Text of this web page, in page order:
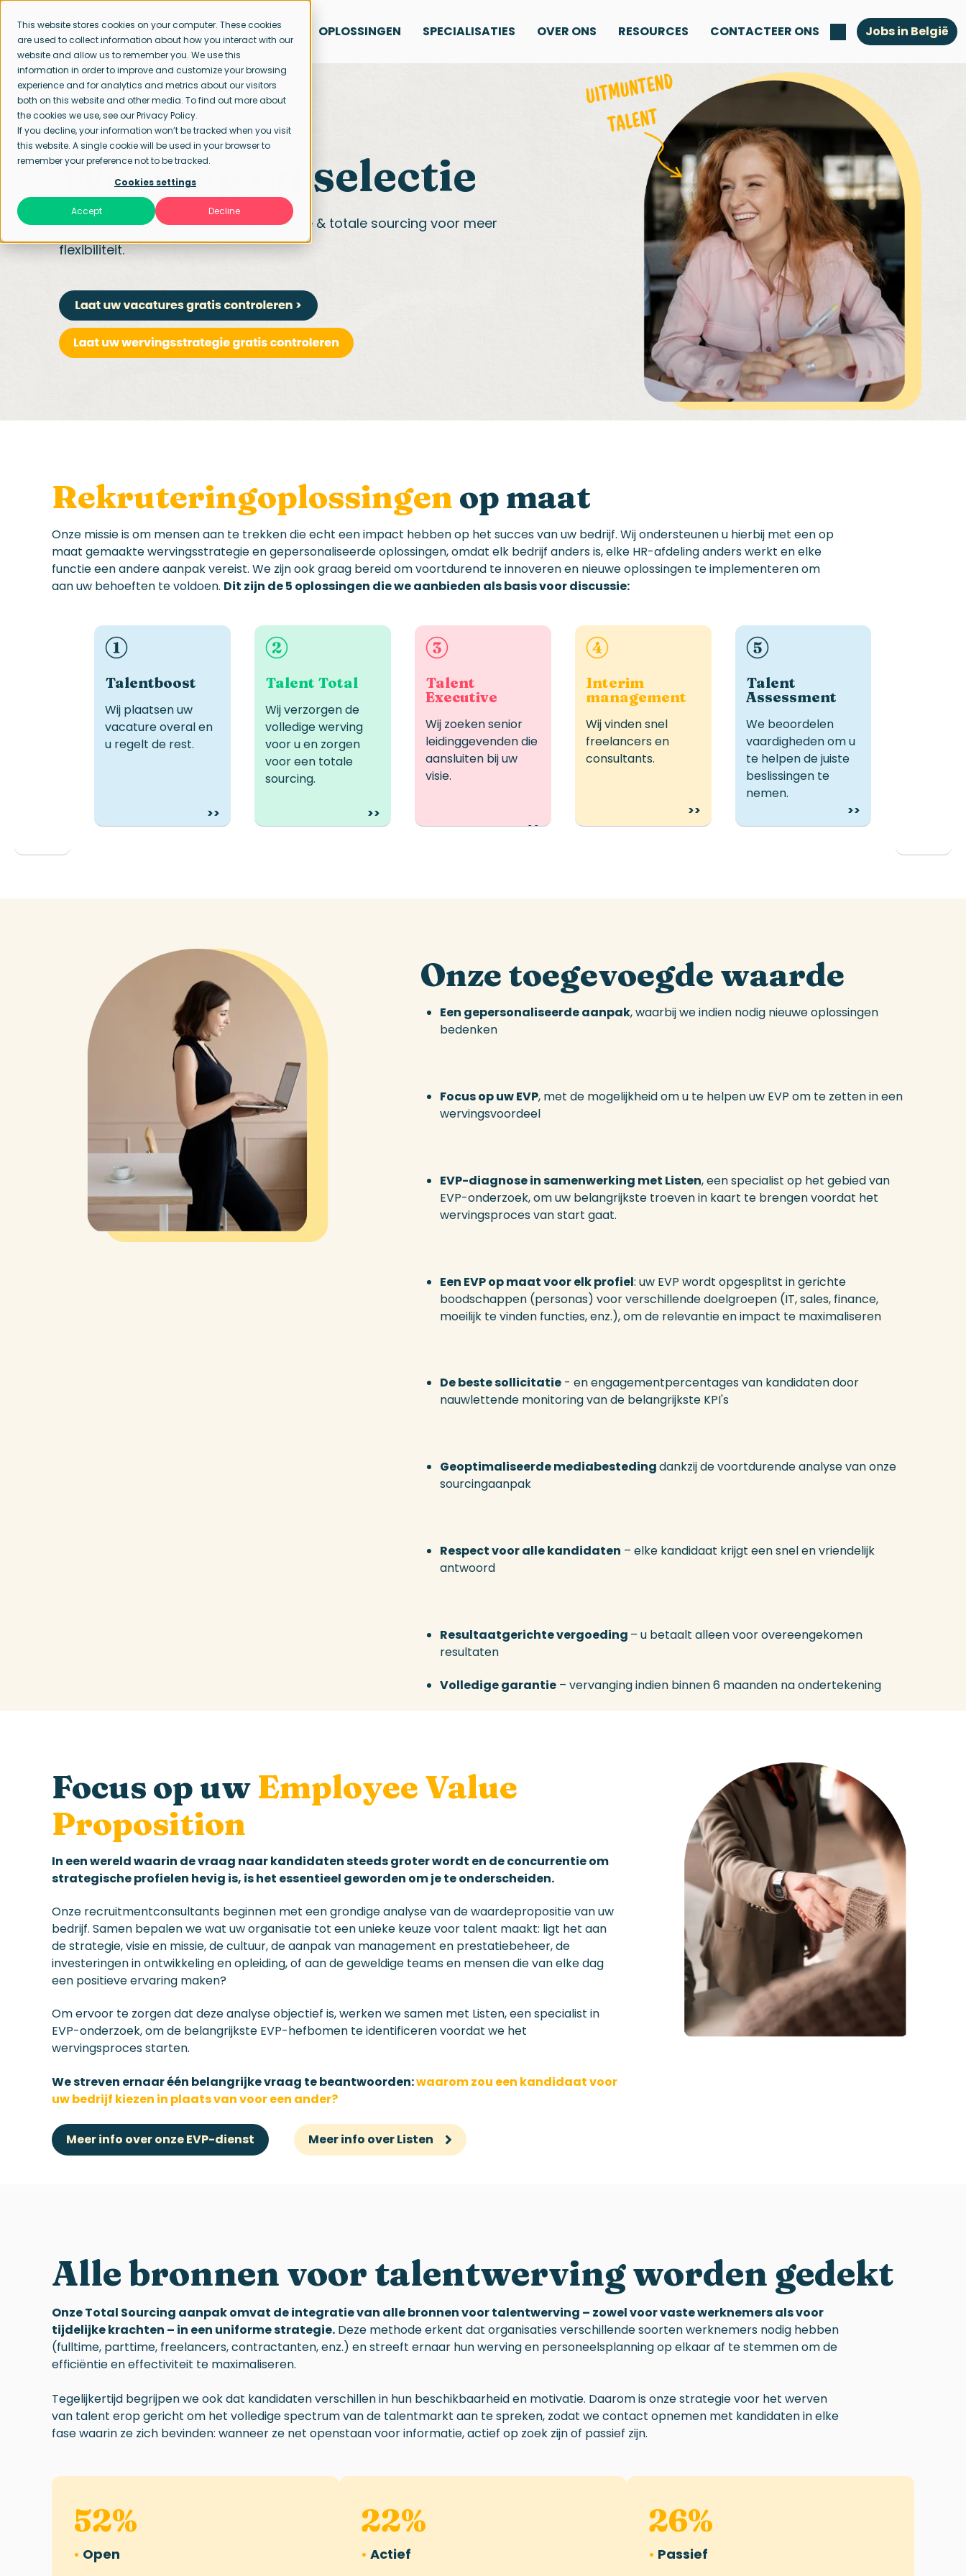
This website stores cookies on your computer. These cookies
are used to collect information about how you interact with our
website and allow us to remember you. We use this
information in order to improve and customize your browsing
experience and for analytics and metrics about our visitors
both on this website and other media. To find out more about
the cookies we use, see our Privacy Policy.
If you decline, your information won’t be tracked when you visit
this website. A single cookie will be used in your browser to
remember your preference not to be tracked.
Cookies settings
Accept Decline
BENADERING OPLOSSINGEN SPECIALISATIES OVER ONS RESOURCES CONTACTEER ONS Jobs in België
Startpagina Werving en selectie
Werving en selectie
Op maat gemaakte werving en selectie & totale sourcing voor meer
flexibiliteit.
Rekruteringoplossingen op maat
Onze missie is om mensen aan te trekken die echt een impact hebben op het succes van uw bedrijf. Wij ondersteunen u hierbij met een op
maat gemaakte wervingsstrategieen gepersonaliseerde oplossingen,omdat elk bedrijf anders is, elke HR-afdeling anders werkt en elke
functie een andere aanpak vereist. We zijn ook graag bereid om voortdurend te innoveren en nieuwe oplossingen te implementeren om
aan uw behoeften te voldoen. Dit zijn de 5 oplossingen die we aanbieden als basis voor discussie:
Talentboost
Wij plaatsen uw
vacature overal en
u regelt de rest.
>>
recruiters in dienst
heeft, maar meer
meer kandidaten
nodig heeft.
Talent Total
Wij verzorgen de
volledige werving
voor u en zorgen
voor een totale
sourcing.
>>
Ideaal wanneer u
recruiters heeft of
tekort komt.
Talent
Executive
Wij zoeken senior
leidinggevenden die
aansluiten bij uw
visie.
>>
leidinggevende of
vertrouwelijke
Interim
management
Wij vinden snel
freelancers en
consultants.
>>
tijdelijke
personeelsbehoefte
Talent
Assessment
We beoordelen
vaardigheden om u
te helpen de juiste
beslissingen te
nemen.
>>
ontwikkeling of
interne mobiliteit.
Onze toegevoegde waarde
Een gepersonaliseerde aanpak, waarbij we indien nodig nieuwe oplossingen
bedenken
Focus op uw EVP, met de mogelijkheid om u te helpen uw EVP om te zetten in een
wervingsvoordeel
EVP-diagnose in samenwerking met Listen, een specialist op het gebied van
EVP-onderzoek, om uw belangrijkste troeven in kaart te brengen voordat het
wervingsproces van start gaat.
Een EVP op maat voor elk profiel: uw EVP wordt opgesplitst in gerichte
boodschappen (personas) voor verschillende doelgroepen (IT, sales, finance,
moeilijk te vinden functies, enz.), om de relevantie en impact te maximaliseren
De beste sollicitatie - en engagementpercentages van kandidaten door
nauwlettende monitoring van de belangrijkste KPI's
Geoptimaliseerde mediabestedingdankzij de voortdurende analyse van onze
sourcingaanpak
Respect voor alle kandidaten – elke kandidaat krijgt een snel en vriendelijk
antwoord
Resultaatgerichte vergoeding – u betaalt alleen voor overeengekomen
resultaten
Volledige garantie – vervanging indien binnen 6 maanden na ondertekening
Focus opuw Employee Value
Proposition
In een wereld waarin de vraag naar kandidaten steeds groter wordt en de concurrentie om
strategische profielen hevig is, is het essentieel geworden om je te onderscheiden.
Onze recruitmentconsultants beginnen met een grondige analyse van de waardepropositie van uw
bedrijf. Samen bepalen we wat uw organisatie tot een unieke keuze voor talent maakt: ligt het aan
de strategie, visie en missie, de cultuur, de aanpak van management en prestatiebeheer, de
investeringen in ontwikkeling en opleiding, of aan de geweldige teams en mensen die van elke dag
een positieve ervaring maken?
Om ervoor te zorgen dat deze analyse objectief is, werken we samen met Listen, een specialist in
EVP-onderzoek, om de belangrijkste EVP-hefbomen te identificeren voordat we het
wervingsproces starten.
We streven ernaar één belangrijke vraag te beantwoorden:waarom zou een kandidaat voor
uw bedrijf kiezen in plaats van voor een ander?
Meer info over onze EVP-dienst Meer info over Listen
Alle bronnen voor talentwervingworden gedekt
Onze Total Sourcing aanpak omvat de integratie van alle bronnen voor talentwerving – zowel voor vaste werknemers als voor
tijdelijke krachten – in een uniforme strategie. Deze methode erkent dat organisaties verschillende soorten werknemers nodig hebben
(fulltime, parttime, freelancers, contractanten, enz.) en streeft ernaar hun werving en personeelsplanning op elkaar af te stemmen om de
efficiëntie en effectiviteit te maximaliseren.
Tegelijkertijd begrijpen we ook dat kandidaten verschillen in hun beschikbaarheid en motivatie. Daarom is onze strategie voor het werven
van talent erop gericht om het volledige spectrum van de talentmarkt aan te spreken, zodat we contact opnemen met kandidaten in elke
fase waarin ze zich bevinden: wanneer ze net openstaan voor informatie, actief op zoek zijn of passief zijn.
52%
• Open
22%
• Actief
26%
• Passief